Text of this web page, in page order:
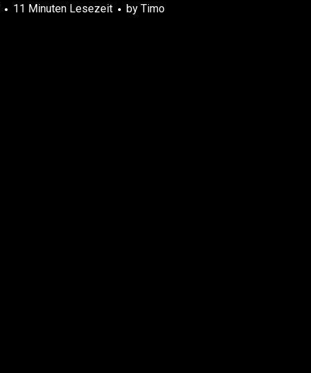
11 Minuten Lesezeit by Timo